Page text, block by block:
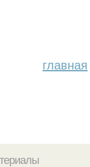
главная